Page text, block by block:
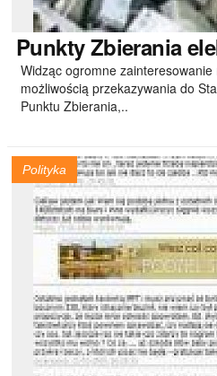
PunktyZbierania
Widząc ogromne zainteresowanie
możliwością przekazywania do
Punktu Zbierania,..
Polityka